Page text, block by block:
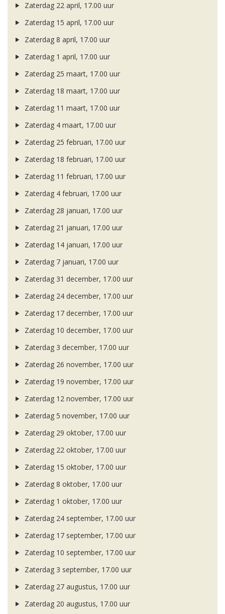
Zaterdag 22 april, 17.00 uur
Zaterdag 15 april, 17.00 uur
Zaterdag 8 april, 17.00 uur
Zaterdag 1 april, 17.00 uur
Zaterdag 25 maart, 17.00 uur
Zaterdag 18 maart, 17.00 uur
Zaterdag 11 maart, 17.00 uur
Zaterdag 4 maart, 17.00 uur
Zaterdag 25 februari, 17.00 uur
Zaterdag 18 februari, 17.00 uur
Zaterdag 11 februari, 17.00 uur
Zaterdag 4 februari, 17.00 uur
Zaterdag 28 januari, 17.00 uur
Zaterdag 21 januari, 17.00 uur
Zaterdag 14 januari, 17.00 uur
Zaterdag 7 januari, 17.00 uur
Zaterdag 31 december, 17.00 uur
Zaterdag 24 december, 17.00 uur
Zaterdag 17 december, 17.00 uur
Zaterdag 10 december, 17.00 uur
Zaterdag 3 december, 17.00 uur
Zaterdag 26 november, 17.00 uur
Zaterdag 19 november, 17.00 uur
Zaterdag 12 november, 17.00 uur
Zaterdag 5 november, 17.00 uur
Zaterdag 29 oktober, 17.00 uur
Zaterdag 22 oktober, 17.00 uur
Zaterdag 15 oktober, 17.00 uur
Zaterdag 8 oktober, 17.00 uur
Zaterdag 1 oktober, 17.00 uur
Zaterdag 24 september, 17.00 uur
Zaterdag 17 september, 17.00 uur
Zaterdag 10 september, 17.00 uur
Zaterdag 3 september, 17.00 uur
Zaterdag 27 augustus, 17.00 uur
Zaterdag 20 augustus, 17.00 uur